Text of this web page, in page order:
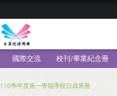
國際交流 校刊/畢業紀念冊
110學年度第一學期學校日成果冊